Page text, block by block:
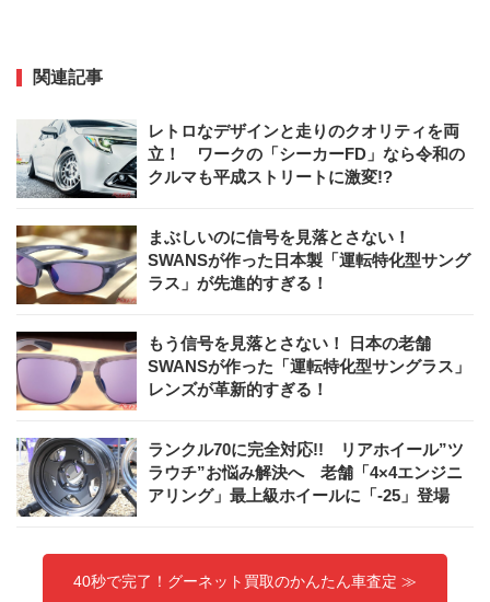
関連記事
レトロなデザインと走りのクオリティを両
立！ ワークの「シーカーFD」なら令和の
クルマも平成ストリートに激変!?
まぶしいのに信号を見落とさない！
SWANSが作った日本製「運転特化型サング
ラス」が先進的すぎる！
もう信号を見落とさない！ 日本の老舗
SWANSが作った「運転特化型サングラス」
レンズが革新的すぎる！
ランクル70に完全対応!! リアホイール”ツ
ラウチ”お悩み解決へ 老舗「4×4エンジニ
アリング」最上級ホイールに「-25」登場
40秒で完了！グーネット買取のかんたん車査定 ≫